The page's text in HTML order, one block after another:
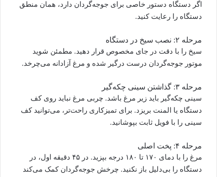
اگر دستگاه دستور خاصی برای جوجه‌گردان دارد، همان منطق
دستگاه را رعایت کنید.
مرحله ۲: نصب سیخ در دستگاه
سیخ را با دقت در جای مخصوص قرار دهید. مطمئن شوید
موتور جوجه‌گردان درست درگیر شده و مرغ آزادانه می‌چرخد.
مرحله ۳: گذاشتن سینی چکه‌گیر
سینی چکه‌گیر باید زیر مرغ باشد. چربی مرغ نباید روی کف
دستگاه یا المنت بریزد. برای تمیزکاری راحت‌تر، می‌توانید کف
سینی را با فویل ثابت بپوشانید.
مرحله ۴: پخت اصلی
مرغ را با دمای ۱۷۰ تا ۱۸۰ درجه بپزید. در ۴۵ دقیقه اول، در
دستگاه را بی‌دلیل باز نکنید. چرخش جوجه‌گردان کمک می‌کند